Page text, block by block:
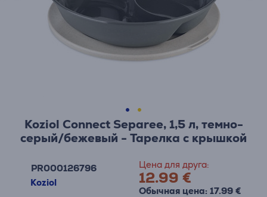
Koziol Connect Separee, 1,5 л, темно-
серый/бежевый - Тарелка с крышкой
PR000126796
Koziol
Цена для друга:
12.99 €
Обычная цена: 17.99 €